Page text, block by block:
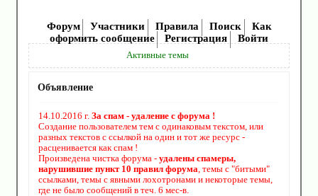
Форум Участники Правила Поиск
Как
оформить сообщение
Регистрация Войти
Активные темы
Объявление
14.10.2016 г. За спам - удаление с форума !
Создание пользователем тем с одинаковым текстом, или
разных текстов с ссылкой на один и тот же ресурс -
расценивается как спам !
Произведена чистка форума - удалены спамеры,
нарушившие пункт 10 правил форума , темы с "битыми"
ссылками, темы с явными лохотронами и некоторые темы,
где не было сообщений в теч. 6 мес-в.